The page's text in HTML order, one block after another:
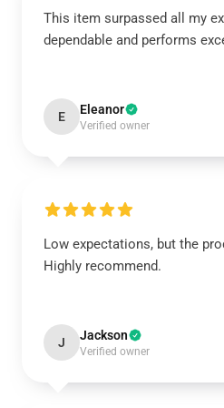
This item surpassed all my
dependable and performs
E Eleanor
Verified owner
Low expectations, but the
Highly recommend.
J Jackson
Verified owner